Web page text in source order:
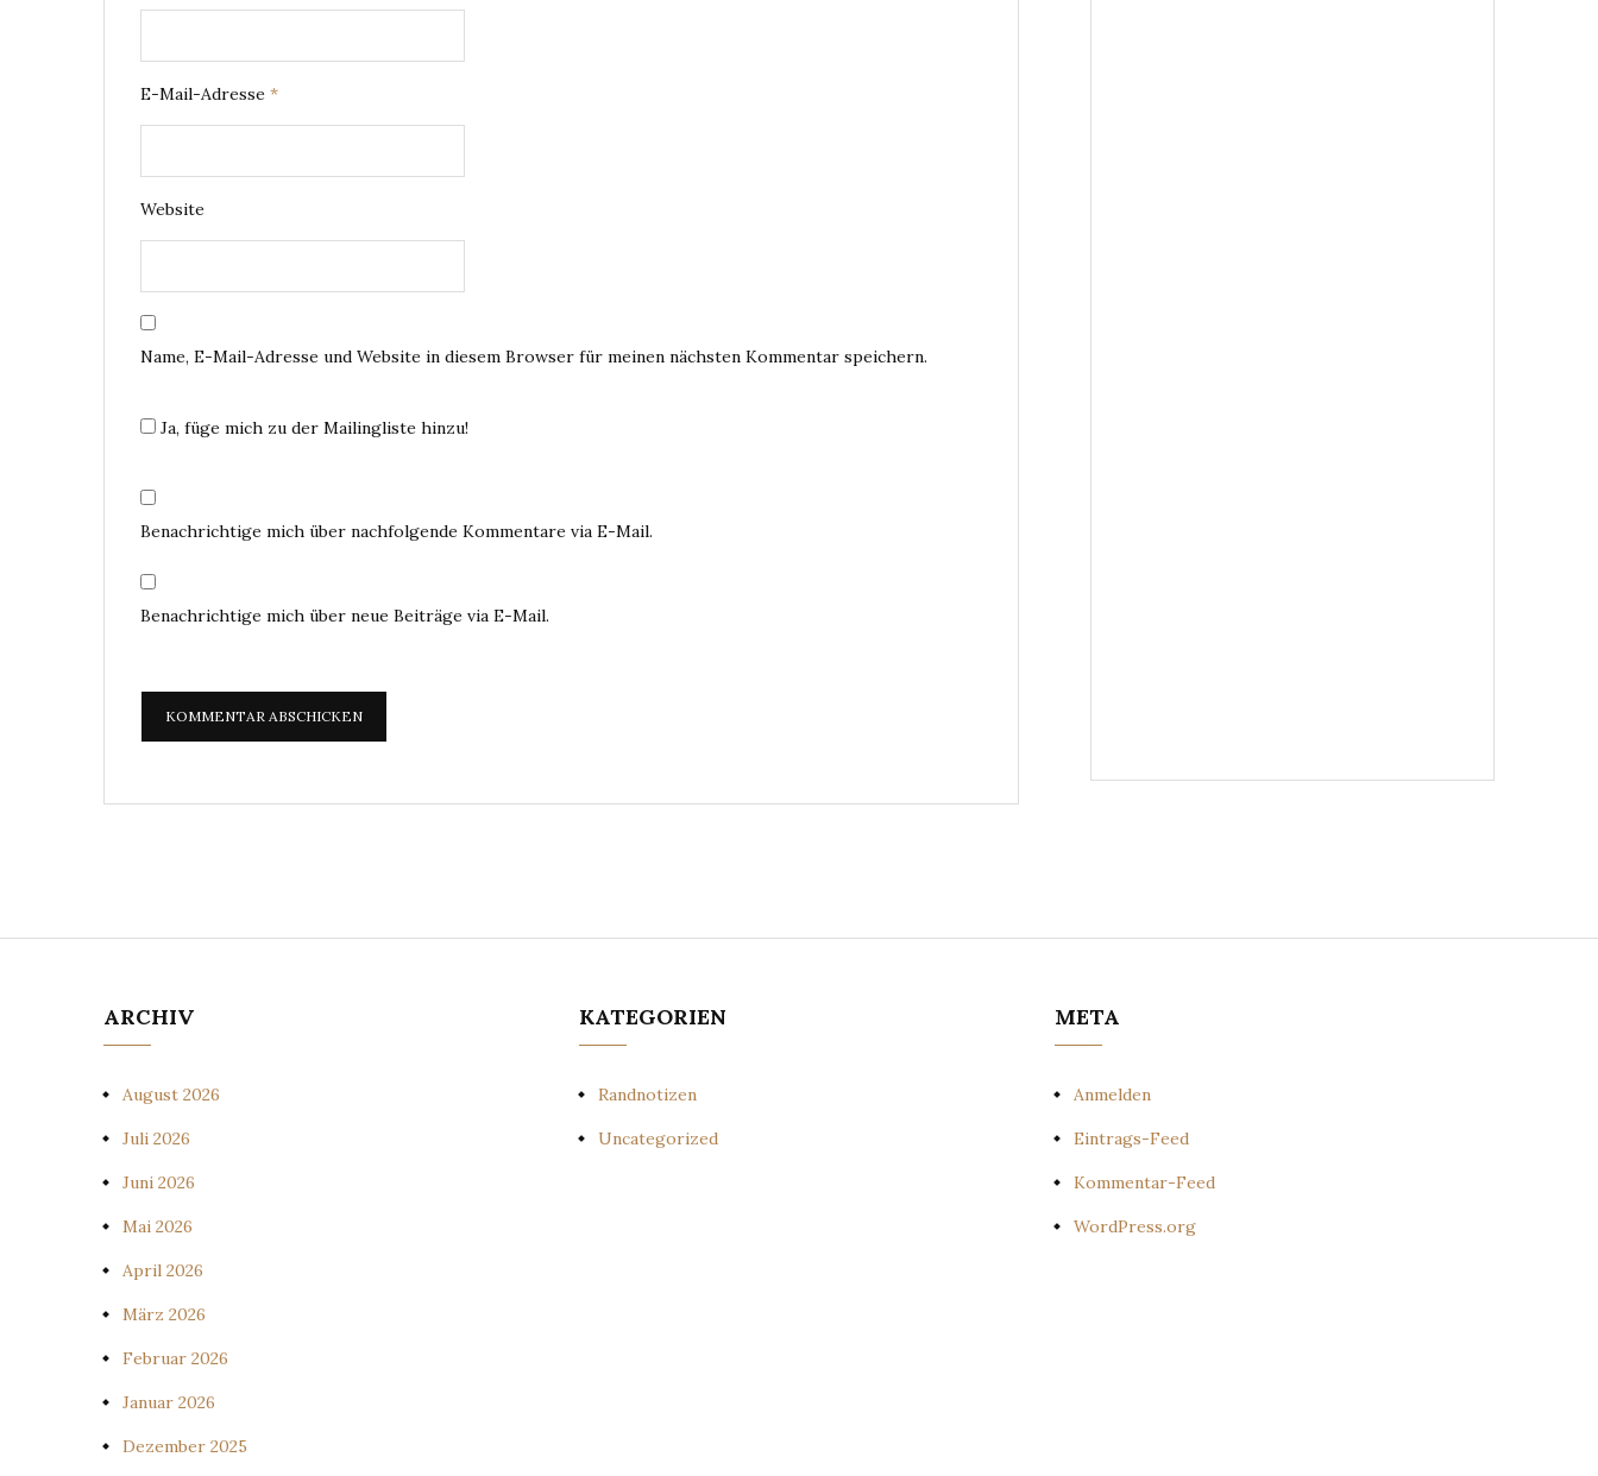
E-Mail-Adresse *
Website
Name, E-Mail-Adresse und Website in diesem Browser für meinen nächsten Kommentar speichern.
Ja, füge mich zu der Mailingliste hinzu!
Benachrichtige mich über nachfolgende Kommentare via E-Mail.
Benachrichtige mich über neue Beiträge via E-Mail.
ARCHIV
August 2026
Juli 2026
Juni 2026
Mai 2026
April 2026
März 2026
Februar 2026
Januar 2026
Dezember 2025
KATEGORIEN
Randnotizen
Uncategorized
META
Anmelden
Eintrags-Feed
Kommentar-Feed
WordPress.org